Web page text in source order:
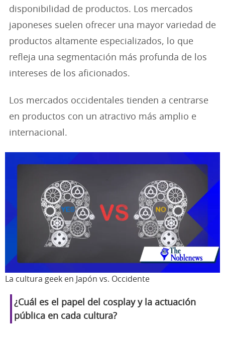
disponibilidad de productos. Los mercados
japoneses suelen ofrecer una mayor variedad de
productos altamente especializados, lo que
refleja una segmentación más profunda de los
intereses de los aficionados.
Los mercados occidentales tienden a centrarse
en productos con un atractivo más amplio e
internacional.
La cultura geek en Japón vs. Occidente
¿Cuál es el papel del cosplay y la actuación
pública en cada cultura?